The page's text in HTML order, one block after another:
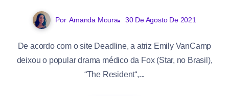
Por Amanda Moura 30 De Agosto De 2021
De acordo com o site Deadline, a atriz Emily VanCamp
deixou o popular drama médico da Fox (Star, no Brasil),
“The Resident“,...